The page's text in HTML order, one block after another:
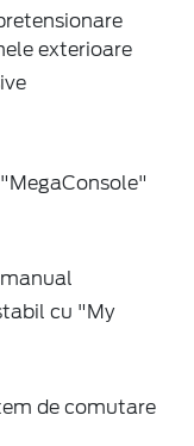
exterioare
cu "My
de comutare